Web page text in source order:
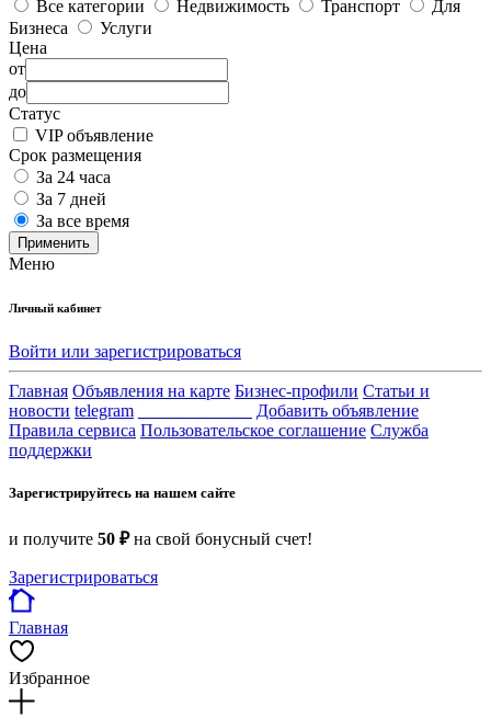
Все категории
Недвижимость Транспорт
Для
Бизнеса
Услуги
Цена
от
до
Статус
VIP объявление
Срок размещения
За 24 часа
За 7 дней
За все время
Применить
Меню
Личный кабинет
Войти или зарегистрироваться
Главная Объявления на карте Бизнес-профили Статьи и
новости telegram
Добавить объявление
Правила сервиса Пользовательское соглашение Служба
поддержки
Зарегистрируйтесь на нашем сайте
и получите 50 ₽на свой бонусный счет!
Зарегистрироваться
Главная
Избранное